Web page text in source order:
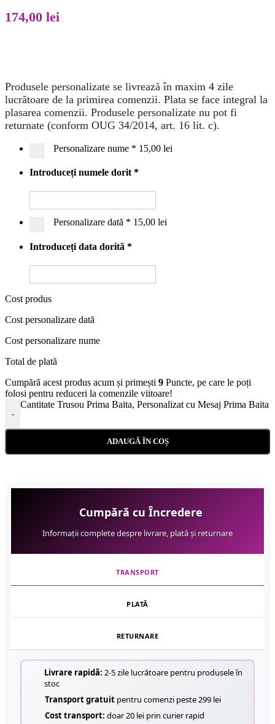
174,00 lei
Produsele personalizate se livrează în maxim 4 zile
lucrătoare de la primirea comenzii. Plata se face integral la
plasarea comenzii. Produsele personalizate nu pot fi
returnate (conform OUG 34/2014, art. 16 lit. c).
Personalizare nume * 15,00 lei
Introduceți numele dorit *
Personalizare dată * 15,00 lei
Introduceți data dorită *
Cost produs
Cost personalizare dată
Cost personalizare nume
Total de plată
Cumpără acest produs acum și primești 9 Puncte, pe care le poți
folosi pentru reduceri la comenzile viitoare!
-
Cantitate Trusou Prima Baita, Personalizat cu Mesaj Prima
ADAUGĂ ÎN COȘ
Cumpără cu Încredere
Informații complete despre livrare, plată și returnare
TRANSPORT
PLATĂ
RETURNARE
Livrare rapidă: 2-5 zile lucrătoare pentru produsele în
stoc
Transport gratuit pentru comenzi peste 299 lei
Cost transport: doar 20 lei prin curier rapid